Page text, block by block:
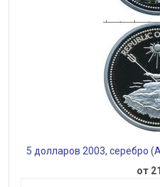
5 долларов 2003, серебро
от